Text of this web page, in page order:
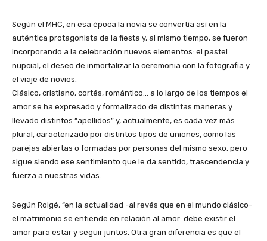
Según el MHC, en esa época la novia se convertía así en la
auténtica protagonista de la fiesta y, al mismo tiempo, se fueron
incorporando a la celebración nuevos elementos: el pastel
nupcial, el deseo de inmortalizar la ceremonia con la fotografía y
el viaje de novios.
Clásico, cristiano, cortés, romántico… a lo largo de los tiempos el
amor se ha expresado y formalizado de distintas maneras y
llevado distintos “apellidos” y, actualmente, es cada vez más
plural, caracterizado por distintos tipos de uniones, como las
parejas abiertas o formadas por personas del mismo sexo, pero
sigue siendo ese sentimiento que le da sentido, trascendencia y
fuerza a nuestras vidas.
Según Roigé, “en la actualidad -al revés que en el mundo clásico-
el matrimonio se entiende en relación al amor: debe existir el
amor para estar y seguir juntos. Otra gran diferencia es que el